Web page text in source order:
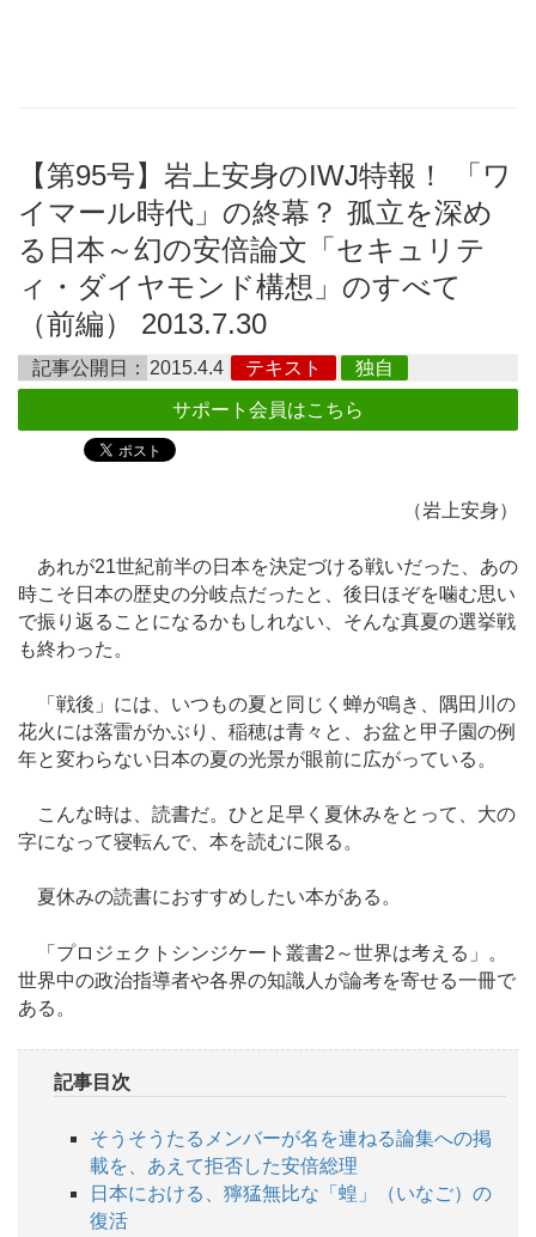
【第95号】岩上安身のIWJ特報！ 「ワ
イマール時代」の終幕？ 孤立を深め
る日本～幻の安倍論文「セキュリテ
ィ・ダイヤモンド構想」のすべて
（前編） 2013.7.30
記事公開日： 2015.4.4 テキスト 独自
サポート会員はこちら
（岩上安身）
あれが21世紀前半の日本を決定づける戦いだった、あの
時こそ日本の歴史の分岐点だったと、後日ほぞを噛む思い
で振り返ることになるかもしれない、そんな真夏の選挙戦
も終わった。
「戦後」には、いつもの夏と同じく蝉が鳴き、隅田川の
花火には落雷がかぶり、稲穂は青々と、お盆と甲子園の例
年と変わらない日本の夏の光景が眼前に広がっている。
こんな時は、読書だ。ひと足早く夏休みをとって、大の
字になって寝転んで、本を読むに限る。
夏休みの読書におすすめしたい本がある。
「プロジェクトシンジケート叢書2～世界は考える」。
世界中の政治指導者や各界の知識人が論考を寄せる一冊で
ある。
記事目次
そうそうたるメンバーが名を連ねる論集への掲
載を、あえて拒否した安倍総理
日本における、獰猛無比な「蝗」（いなご）の
復活